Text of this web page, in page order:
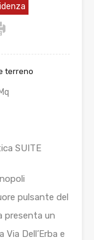
terreno
Mq
SUITE
pulsante del
presenta un
Dell’Erba e